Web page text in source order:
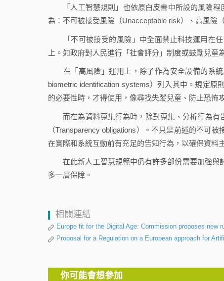
「人工智慧規則」也依原白皮書中所設的風險程
為：不可被接受風險（Unacceptable risk）、高風險
「不可被接受的風險」中全面禁止科技運用在任
上。如政府對人民進行「社會評分」制度或鼓勵兒童
在「高風險」運用上，除了作為安全設備的系統
biometric identification systems）列入其中。規定
的必要性時，才得使用，像尋找失蹤兒童、防止恐怖
而在為資料蒐集行為時，除對蒐集、分析行為有
（Transparency obligations）。不只是前述的不可
在實際和系統互動前有充足的告知行為，以確保資料
在此新人工智慧規範中仍有許多部份需要加強與
多一層保障。
相關連結
Europe fit for the Digital Age: Commission proposes
Proposal for a Regulation on a European approach for
你可能會想參加